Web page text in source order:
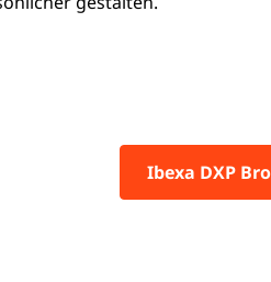
Ibexa DXP